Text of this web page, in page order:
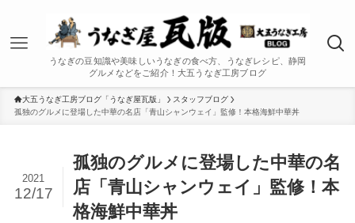
うなぎの豆知識や美味しいうなぎの食べ方、うなぎレシピ、静岡
グルメなどをご紹介！大五うなぎ工房ブログ
大五うなぎ工房ブログ「うなぎ屋瓦版」
スタッフブログ
孤独のグルメに登場した中華の名店「青山シャンウェイ」監修！本格海鮮中華丼
孤独のグルメに登場した中華の名
店「青山シャンウェイ」監修！本
格海鮮中華丼
2021
12/17